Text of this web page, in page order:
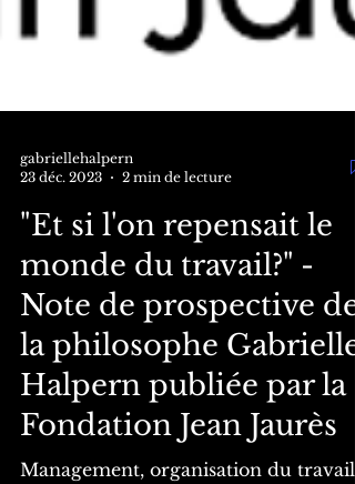
gabriellehalpern
23 déc. 2023
2 min de lecture
"Et si l'on repensait le
monde du travail?" -
Note de prospective de
la philosophe Gabrielle